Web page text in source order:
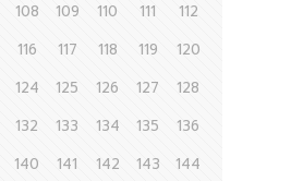
108 109 110 111
112
116 117 118 119
120
124 125 126 127
128
132 133 134 135
136
140 141 142 143
144